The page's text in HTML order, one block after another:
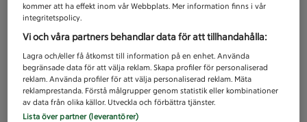
kommer att ha effekt inom vår Webbplats. Mer information finns i vår
integritetspolicy.
Vi och våra partners behandlar data för att tillhandahålla:
Lagra och/eller få åtkomst till information på en enhet. Använda
begränsade data för att välja reklam. Skapa profiler för personaliserad
reklam. Använda profiler för att välja personaliserad reklam. Mäta
reklamprestanda. Förstå målgrupper genom statistik eller kombinationer
av data från olika källor. Utveckla och förbättra tjänster.
Lista över partner (leverantörer)